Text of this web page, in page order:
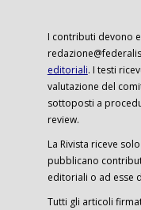
I contributi devono
editoriali. I testi
valutazione del
sottoposti a
review.
La Rivista riceve
pubblicano
editoriali o ad esse
Tutti gli articoli